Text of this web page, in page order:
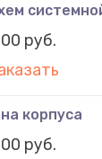
руб.
корпуса
руб.